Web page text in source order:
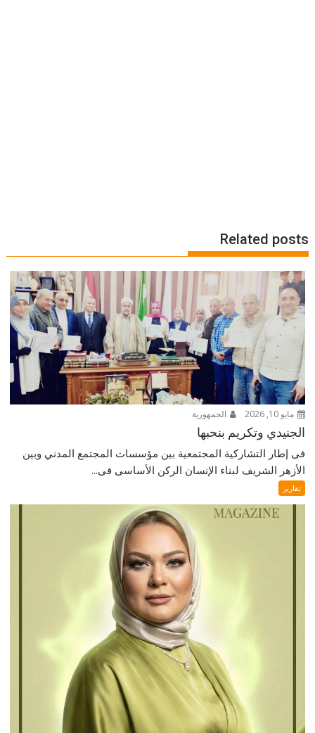
Related posts
مايو 10, 2026 الجمهورية
الجنيدي وتكريم بنحبها
فى إطار التشاركية المجتمعية بين مؤسسات المجتمع المدني وبين
الأزهر الشريف لبناء الإنسان الركن الأساسى فى...
تقارير